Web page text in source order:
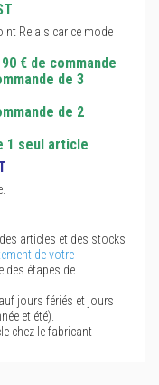
Relais car ce mode
€ de commande
de 3
de 2
1 seul article
articles et des stocks
de votre
des étapes de
jours fériés et jours
et été).
chez le fabricant